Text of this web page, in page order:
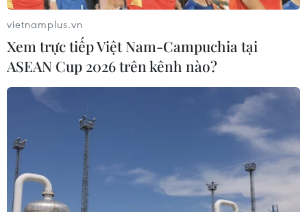
vietnamplus.vn
Xem trực tiếp Việt Nam-Campuchia tại
ASEAN Cup 2026 trên kênh nào?